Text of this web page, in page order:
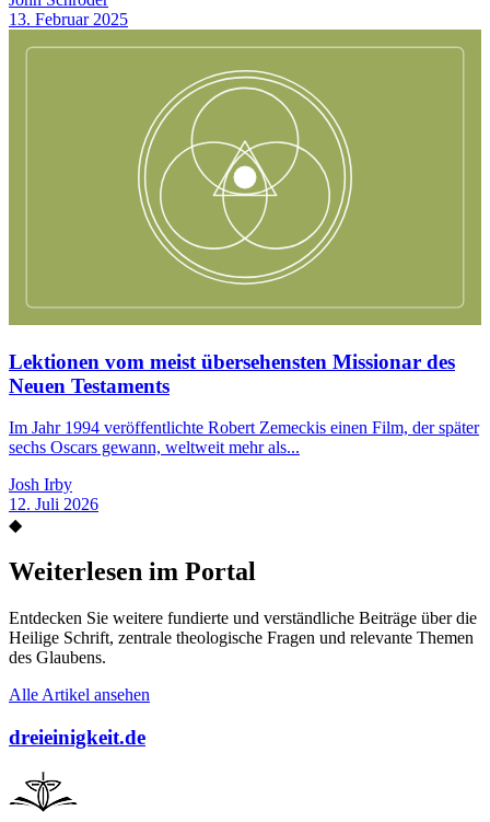
13. Februar 2025
Lektionen vom meist übersehensten Missionar des
Neuen Testaments
Im Jahr 1994 veröffentlichte Robert Zemeckis einen Film, der später
sechs Oscars gewann, weltweit mehr als...
Josh Irby
12. Juli 2026
◆
Weiterlesen im Portal
Entdecken Sie weitere fundierte und verständliche Beiträge über die
Heilige Schrift, zentrale theologische Fragen und relevante Themen
des Glaubens.
Alle Artikel ansehen
dreieinigkeit.de